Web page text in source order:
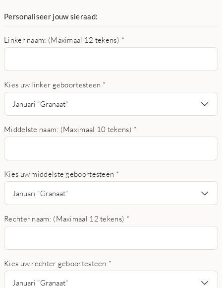
Personaliseer jouw sieraad:
Linker naam: (Maximaal 12 tekens) *
Kies uw linker geboortesteen *
Januari "Granaat"
Middelste naam: (Maximaal 10 tekens) *
Kies uw middelste geboortesteen *
Januari "Granaat"
Rechter naam: (Maximaal 12 tekens) *
Kies uw rechter geboortesteen *
Januari "Granaat"